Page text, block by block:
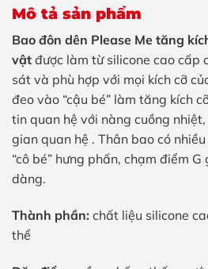
Mô tả sản phẩm
Bao đôn dên Please Me tăng
vật được làm từ silicone cao cấp
sát và phù hợp với mọi kích cỡ
đeo vào “cậu bé” làm tăng kích
tin quan hệ với nàng cuồng
gian quan hệ . Thân bao có
“cô bé” hưng phấn, chạm điểm
dàng.
Thành phần: chất liệu silicone
thể